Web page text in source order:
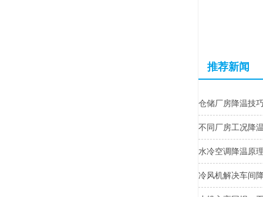
推荐新闻
仓储厂房降温技
不同厂房工况降
水冷空调降温原
冷风机解决车间